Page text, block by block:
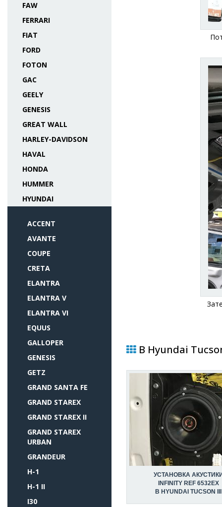
FAW
FERRARI
FIAT
FORD
FOTON
GAC
GEELY
GENESIS
GREAT WALL
HARLEY-DAVIDSON
HAVAL
HONDA
HUMMER
HYUNDAI
ACCENT
AVANTE
COUPE
CRETA
ELANTRA
ELANTRA V
ELANTRA VI
EQUUS
GALLOPER
GENESIS
GETZ
GRAND SANTA FE
GRAND STAREX
GRAND STAREX II
GRAND STAREX
URBAN
GRANDEUR
H-1
H-1 II
I30
В Hyundai
УСТАНОВКА
INFINITY REF 6532EX
В HYUNDAI TUCSON III